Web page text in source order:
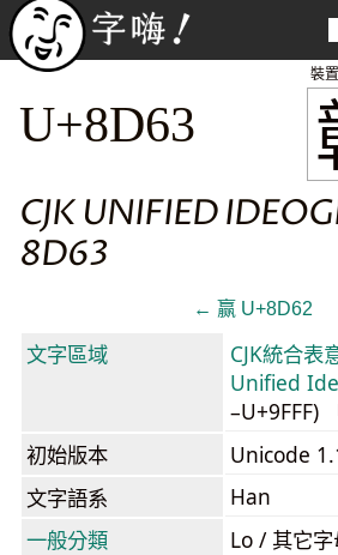
裝
U+8D63
CJK UNIFIED
8D63
← 赢 U+8D62
文字區域
CJK統合表
Unified
–U+9FFF)
初始版本
Unicode
文字語系
Han
一般分類
Lo / 其它